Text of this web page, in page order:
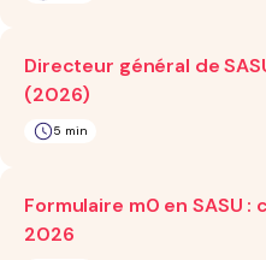
Directeur général de
(2026)
5 min
Formulaire m0 en SASU
2026